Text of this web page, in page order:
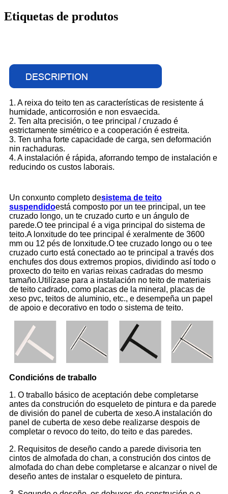
Etiquetas de produtos
1. A reixa do teito ten as características de resistente á
humidade, anticorrosión e non esvaecida.
2. Ten alta precisión, o tee principal / cruzado é
estrictamente simétrico e a cooperación é estreita.
3. Ten unha forte capacidade de carga, sen deformación
nin rachaduras.
4. A instalación é rápida, aforrando tempo de instalación e
reducindo os custos laborais.
Un conxunto completo desistema de teito
suspendidoestá composto por un tee principal, un tee
cruzado longo, un te cruzado curto e un ángulo de
parede.O tee principal é a viga principal do sistema de
teito.A lonxitude do tee principal é xeralmente de 3600
mm ou 12 pés de lonxitude.O tee cruzado longo ou o tee
cruzado curto está conectado ao te principal a través dos
enchufes dos dous extremos propios, dividindo así todo o
proxecto do teito en varias reixas cadradas do mesmo
tamaño.Utilízase para a instalación no teito de materiais
de teito cadrado, como placas de la mineral, placas de
xeso pvc, teitos de aluminio, etc., e desempeña un papel
de apoio e decorativo en todo o sistema de teito.
Condicións de traballo
1. O traballo básico de aceptación debe completarse
antes da construción do esqueleto de pintura e da parede
de división do panel de cuberta de xeso.A instalación do
panel de cuberta de xeso debe realizarse despois de
completar o revoco do teito, do teito e das paredes.
2. Requisitos de deseño cando a parede divisoria ten
cintos de almofada do chan, a construción dos cintos de
almofada do chan debe completarse e alcanzar o nivel de
deseño antes de instalar o esqueleto de pintura.